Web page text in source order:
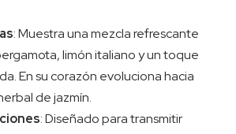
: Muestra una mezcla refrescante
limón italiano y un toque
En su corazón evoluciona hacia
de jazmín.
: Diseñado para transmitir